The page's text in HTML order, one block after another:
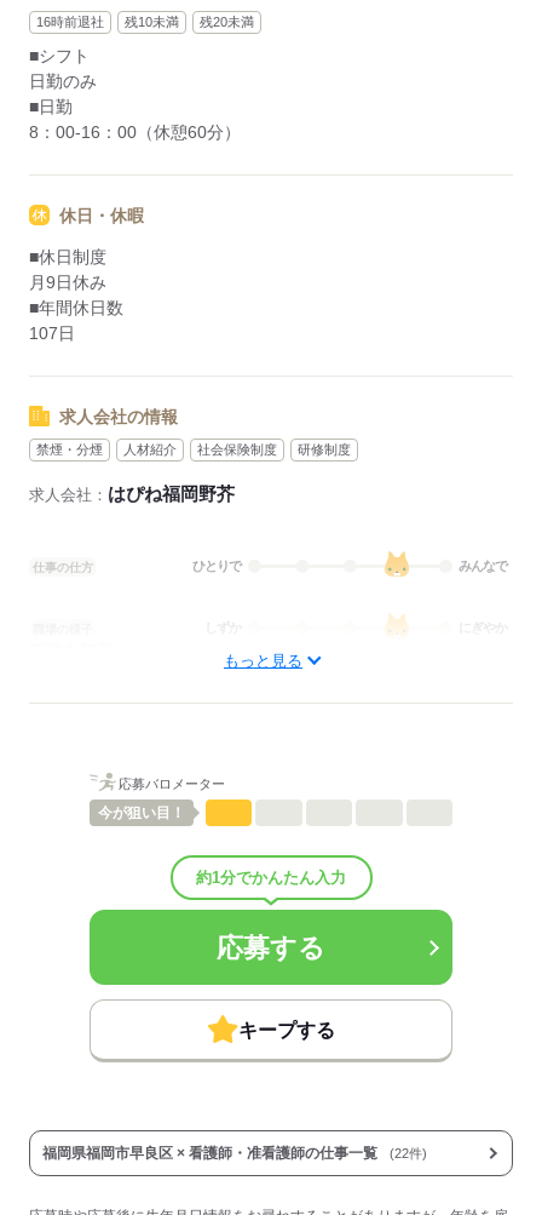
16時前退社 残10未満 残20未満
■シフト
日勤のみ
■日勤
8：00-16：00（休憩60分）
休日・休暇
■休日制度
月9日休み
■年間休日数
107日
求人会社の情報
禁煙・分煙 人材紹介 社会保険制度 研修制度
求人会社： はぴね福岡野芥
仕事の仕方 ひとりで みんなで
にぎやか
■退職金制度：有（勤続3年以上）
■退職金制度備考：
・制服貸与（クリーニング代、会社負担）
・食事補助あり（1食355円）
・研修制度あり
■その他手当：
資格手当：20000～30000円/月
特別手当：20000～50000円/月
■受動喫煙防止措置：
もっと見る
応募バロメーター
今が狙い目！
約1分でかんたん入力
応募する
キープする
福岡県福岡市早良区 × 看護師・准看護師の仕事一覧 (22件)